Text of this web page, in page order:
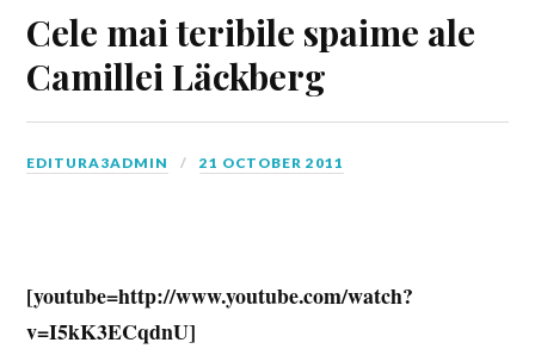
Cele mai teribile spaime ale
Camillei Läckberg
EDITURA3ADMIN 21 OCTOBER 2011
[youtube=http://www.youtube.com/watch?
v=I5kK3ECqdnU]